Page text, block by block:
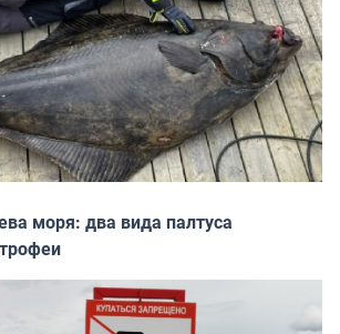
моря: два вида палтуса